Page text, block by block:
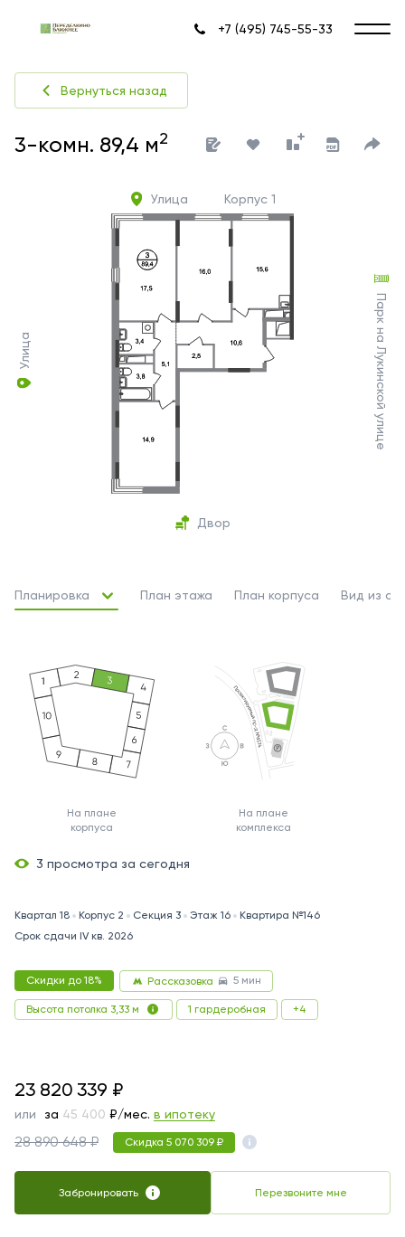
+7 (495) 745-55-33
Вернуться назад
3-комн. 89,4 м2
Улица Парк на Лукинской улице
Двор
Улица Корпус 1
Планировка План этажа План корпуса Вид из
На плане
корпуса
На плане
комплекса
3 просмотра за сегодня
Квартал 18 Корпус 2 Секция 3 Этаж 16
Квартира №146
Срок сдачи IV кв. 2026
Скидки до 18% Рассказовка 5 мин
Высота потолка 3,33 м 1 гардеробная +4
23820339
23 820 339 ₽
или за 123 824₽/мес.в ипотеку
28 890 648 ₽ Скидка 5 070 309 ₽
Забронировать Перезвоните мне